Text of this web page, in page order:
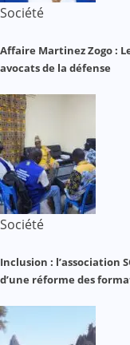
Société
Affaire Martinez Zogo :
avocats de la défense
Société
Inclusion : l’association
d’une réforme des